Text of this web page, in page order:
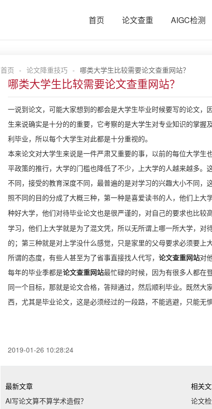
首页 论文查重 AIGC检测
首页 - 论文降重技巧 - 哪类大学生比较需要论文查重网站？
哪类大学生比较需要论文查重网站？
一说到论文，可能大家想到的都会是大学生毕业时候要写的论文
生来说确实是十分的的重要，它考察的是大学生对专业知识的掌
利毕业，所以每个大学生对此都是十分重视的。
本来论文对大学生来说是一件严肃又重要的事，以前的每位大学
平政策的推行，大学的门槛也降低了不少，上大学的人越来越多
不同，接受的教育深度不同，最普遍的是对学习的兴趣大小不同
照不同的目的分成了大概三种，第一种是喜爱读书的人，他们上大
种好大学，他们对待毕业论文也是很严谨的，对自己的要求也比较高
学习，他们上大学就是为了混文凭，所以无所谓上哪一所大学，对
的 ；第三种就是对上学没什么感觉，只是家里的父母要求必须要
所谓的态度，有些人甚至为了省事直接找人代写， 论文查重网站对
每年的毕业季都是论文查重网站最忙碌的时候，因为有很多人都在
同一个目标，那就是论文合格，答辩通过，然后顺利毕业。既然
西，尤其是毕业论文，这是必须经过的一段路，不能逃避，只能无
2019-01-26 10:28:24
最新文章
AI写论文算不算学术造假？
相关
论文